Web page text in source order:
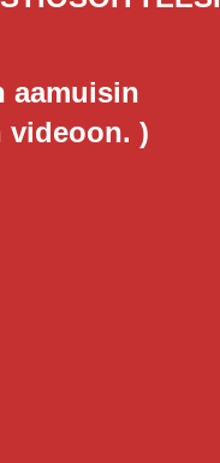
aamuisin
videoon. )